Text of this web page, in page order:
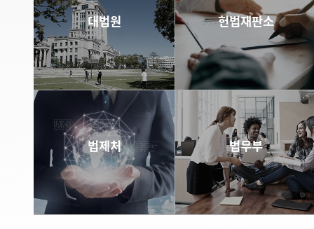
대법원
바로가기
헌법재판소
법제처 법무부